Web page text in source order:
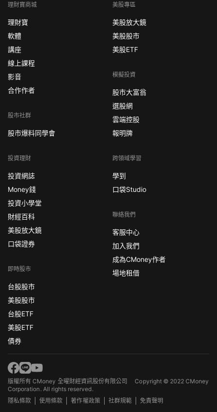
理財寶商城
理財寶
軟體
講座
線上課程
影音
合作作者
股市社群
股市爆料同學會
投資理財
投資網誌
Money錢
投資小學堂
財經百科
美股放大鏡
口袋證券
即時股市
台股股市
美股股市
台股ETF
美股ETF
債券
美股專區
美股放大鏡
美股股市
美股ETF
模擬投資
股市大富翁
選股網
雲端控股
報明牌
跨領域學習
學到
口袋Studio
聯絡我們
客服中心
加入我們
成為CMoney作者
場地租借
版權所有 CMoney 全曜財經資訊股份有限公司Copyright © 2022 CMoney
Corporation. All rights reserved.
隱私條款
使用條款 著作權政策 社群規範 免責聲明